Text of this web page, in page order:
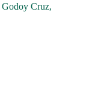
Godoy Cruz,